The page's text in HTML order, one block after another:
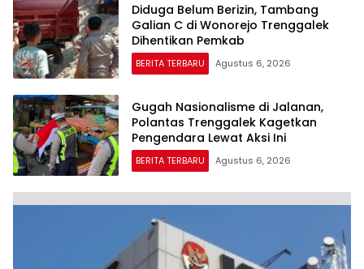
Diduga Belum Berizin, Tambang
Galian C di Wonorejo Trenggalek
Dihentikan Pemkab
BERITA TERBARU Agustus 6, 2026
Gugah Nasionalisme di Jalanan,
Polantas Trenggalek Kagetkan
Pengendara Lewat Aksi Ini
BERITA TERBARU Agustus 6, 2026